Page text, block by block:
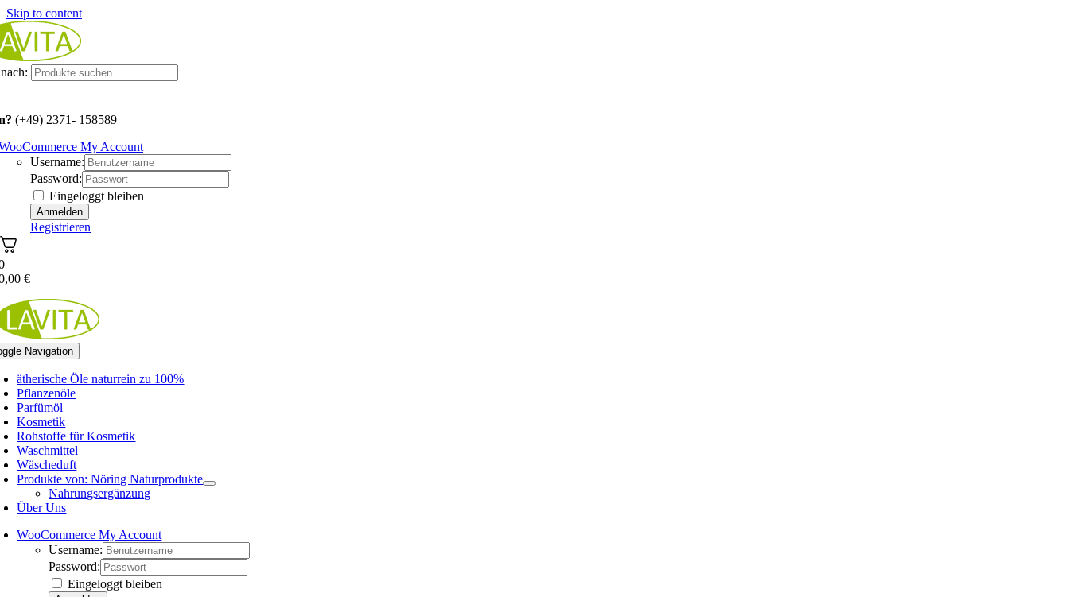
Skip to content
(+49) 2371- 158589
My Account
Username:
Password:
Eingeloggt bleiben
Registrieren
€
Navigation
ätherische Öle naturrein zu 100%
Pflanzenöle
Parfümöl
Kosmetik
Rohstoffe für Kosmetik
Waschmittel
Wäscheduft
Produkte von: Nöring Naturprodukte
Nahrungsergänzung
Über Uns
WooCommerce My Account
Username:
Password:
Eingeloggt bleiben